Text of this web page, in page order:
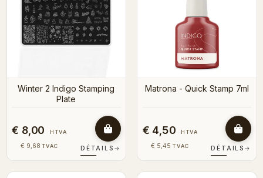
Winter 2 Indigo Stamping
Plate
€ 8,00 HTVA
€ 9,68 TVAC DÉTAILS →
Matrona - Quick Stamp 7ml
€ 4,50 HTVA
€ 5,45 TVAC DÉTAILS →